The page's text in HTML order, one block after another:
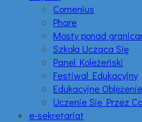
Comenius
Phare
Mosty ponad
Szkoła Ucząca Się
Panel Koleżeński
Festiwal Edukacyjny
Edukacyjne Oblężenie
Uczenie Się Przez
e-sekretariat